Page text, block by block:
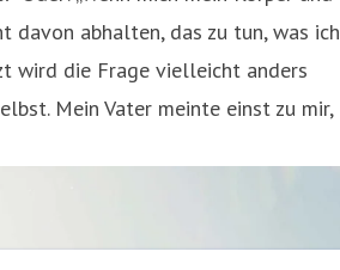
davon abhalten, das zu tun, was ich
wird die Frage vielleicht anders
Mein Vater meinte einst zu mir,